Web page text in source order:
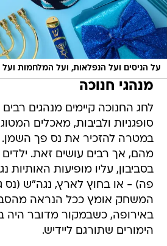
על הניסים ועל הנפלאות, ועל המלחמות
מנהגי חנוכה
לחג החנוכה קיימים מנהגים
סופגניות ולביבות, מאכלים
במטרה להזכיר את נס פך השמן.
מהם, אך רבים עושים זאת.
בסביבון, עליו מופיעות האותיות
פה) - או בחוץ לארץ, נגה"ש (נס
המשחק אומץ ככל הנראה
באירופה, כשבמקור מדובר
הימורים שתורגם ליידיש.